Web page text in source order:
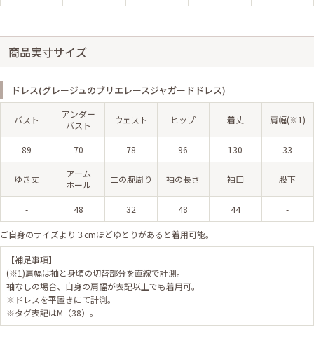
商品実寸サイズ
ドレス(グレージュのブリエレースジャガードドレス)
バスト
アンダー
バスト
ウェスト ヒップ 着丈 肩幅(※1)
89 70 78 96 130 33
ゆき丈
アーム
ホール
二の腕周り 袖の長さ 袖口 股下
- 48 32 48 44 -
ご自身のサイズより３cmほどゆとりがあると着用可能。
【補足事項】
(※1)肩幅は袖と身頃の切替部分を直線で計測。
袖なしの場合、自身の肩幅が表記以上でも着用可。
※ドレスを平置きにて計測。
※タグ表記はM（38）。